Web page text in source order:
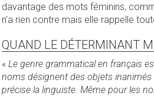
davantage des mots féminins,
n’a rien contre mais elle rappelle
QUAND LE DÉTERMINANT
«Le genre grammatical en français
noms désignent des objets inanimés
précise la linguiste. Même pour les